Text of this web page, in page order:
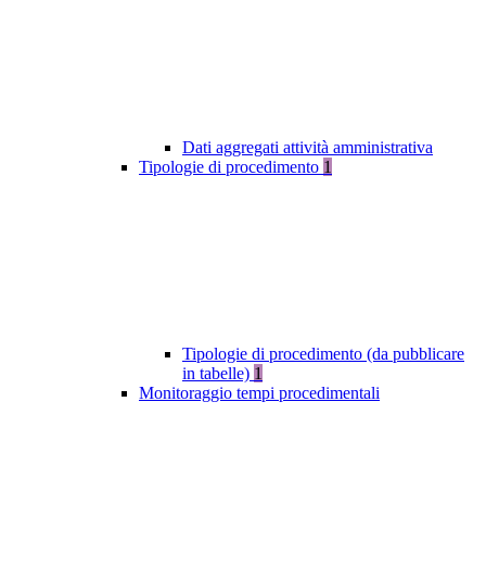
Dati aggregati attività amministrativa
Tipologie di procedimento 1
Tipologie di procedimento (da pubblicare
in tabelle) 1
Monitoraggio tempi procedimentali